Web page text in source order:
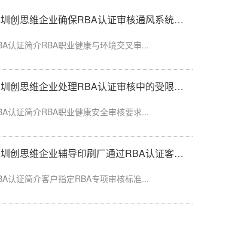
化学品、...
木塑、塑...
到账日期...
深圳创思维企业确保RBA认证审核通风系统运行记录完整
认证简介RBA职业健康与环境交叉审...
深圳创思维企业处理RBA认证审核中的受限区域标识不清
认证简介RBA职业健康安全审核要求...
深圳创思维企业辅导印刷厂通过RBA认证客户指定审核
认证简介客户指定RBA专项审核标准...